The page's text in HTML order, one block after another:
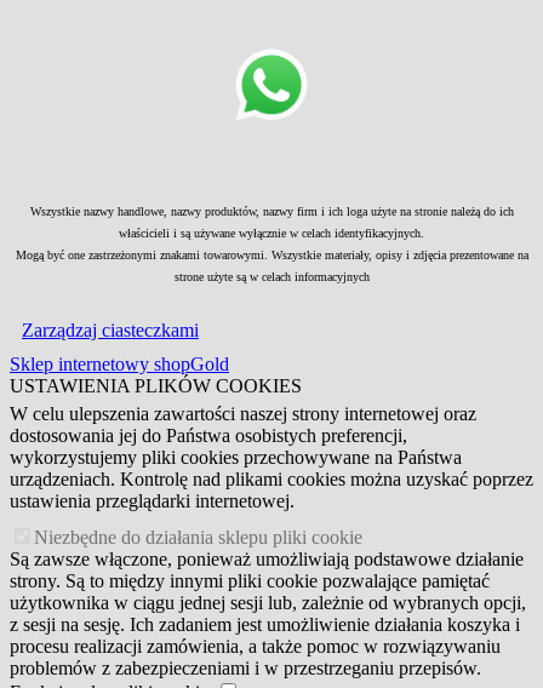
Wszystkie nazwy handlowe, nazwy produktów, nazwy firm i ich loga użyte na stronie należą do ich
właścicieli i są używane wyłącznie w celach identyfikacyjnych.
Mogą być one zastrzeżonymi znakami towarowymi. Wszystkie materiały, opisy i zdjęcia prezentowane na
strone użyte są w celach informacyjnych
Zarządzaj ciasteczkami
Sklep internetowy shopGold
USTAWIENIA PLIKÓW COOKIES
W celu ulepszenia zawartości naszej strony internetowej oraz
dostosowania jej do Państwa osobistych preferencji,
wykorzystujemy pliki cookies przechowywane na Państwa
urządzeniach. Kontrolę nad plikami cookies można uzyskać poprzez
ustawienia przeglądarki internetowej.
Niezbędne do działania sklepu pliki cookie
Są zawsze włączone, ponieważ umożliwiają podstawowe działanie
strony. Są to między innymi pliki cookie pozwalające pamiętać
użytkownika w ciągu jednej sesji lub, zależnie od wybranych opcji,
z sesji na sesję. Ich zadaniem jest umożliwienie działania koszyka i
procesu realizacji zamówienia, a także pomoc w rozwiązywaniu
problemów z zabezpieczeniami i w przestrzeganiu przepisów.